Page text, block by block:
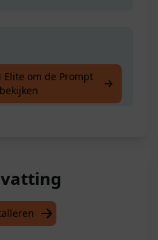
Elite om de Prompt